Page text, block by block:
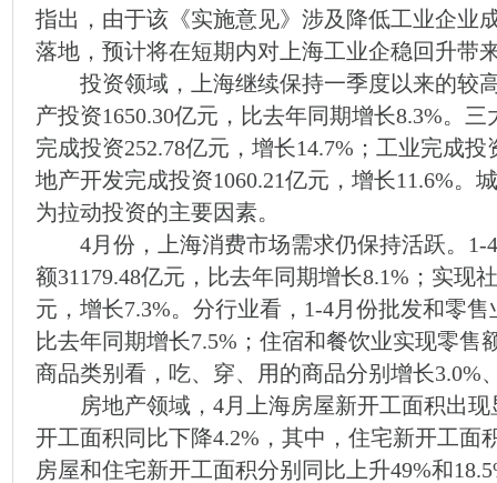
指出，由于该《实施意见》涉及降低工业企业
落地，预计将在短期内对上海工业企稳回升带
投资领域，上海继续保持一季度以来的较
产投资1650.30亿元，比去年同期增长8.3%。
完成投资252.78亿元，增长14.7%；工业完成投
地产开发完成投资1060.21亿元，增长11.6%。
为拉动投资的主要因素。
4月份，上海消费市场需求仍保持活跃。1-
额31179.48亿元，比去年同期增长8.1%；实现
元，增长7.3%。分行业看，1-4月份批发和零
比去年同期增长7.5%；住宿和餐饮业实现零售
商品类别看，吃、穿、用的商品分别增长3.0%
房地产领域，4月上海房屋新开工面积出现
开工面积同比下降4.2%，其中，住宅新开工面
房屋和住宅新开工面积分别同比上升49%和